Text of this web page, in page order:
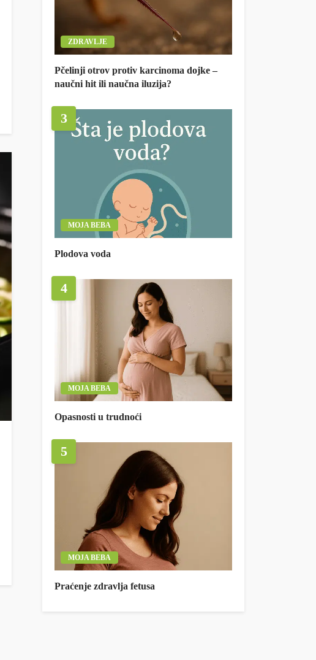
ZDRAVLJE
Pčelinji otrov protiv karcinoma dojke –
naučni hit ili naučna iluzija?
3
MOJA BEBA
Plodova voda
4
MOJA BEBA
Opasnosti u trudnoći
5
MOJA BEBA
Praćenje zdravlja fetusa